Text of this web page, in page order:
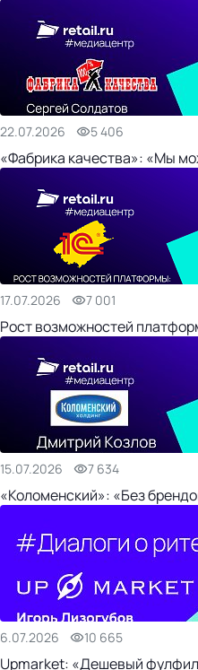
22.07.2026 5 406
«Фабрика качества»: «Мы
17.07.2026 7 001
Рост возможностей
15.07.2026 7 634
«Коломенский»: «Без
6.07.2026 10 665
Upmarket: «Дешевый